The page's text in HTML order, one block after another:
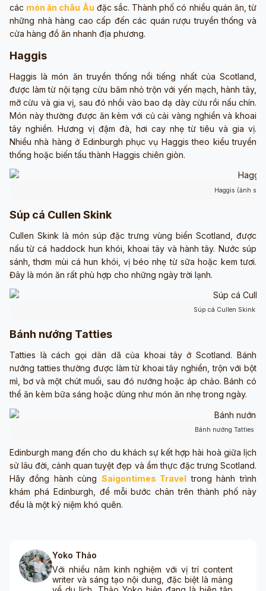
các món ăn châu Âu đặc sắc. Thành phố có nhiều quán ăn, từ
những nhà hàng cao cấp đến các quán rượu truyền thống và
cửa hàng đồ ăn nhanh địa phương.
Haggis
Haggis là món ăn truyền thống nổi tiếng nhất của Scotland,
được làm từ nội tạng cừu băm nhỏ trộn với yến mạch, hành tây,
mỡ cừu và gia vị, sau đó nhồi vào bao dạ dày cừu rồi nấu chín.
Món này thường được ăn kèm với củ cải vàng nghiền và khoai
tây nghiền. Hương vị đậm đà, hơi cay nhẹ từ tiêu và gia vị.
Nhiều nhà hàng ở Edinburgh phục vụ Haggis theo kiểu truyền
thống hoặc biến tấu thành Haggis chiên giòn.
Haggis (ảnh sưu
Súp cá Cullen Skink
Cullen Skink là món súp đặc trưng vùng biển Scotland, được
nấu từ cá haddock hun khói, khoai tây và hành tây. Nước súp
sánh, thơm mùi cá hun khói, vị béo nhẹ từ sữa hoặc kem tươi.
Đây là món ăn rất phù hợp cho những ngày trời lạnh.
Súp cá Cullen Skink
Bánh nướng Tatties
Tatties là cách gọi dân dã của khoai tây ở Scotland. Bánh
nướng tatties thường được làm từ khoai tây nghiền, trộn với bột
mì, bơ và một chút muối, sau đó nướng hoặc áp chảo. Bánh có
thể ăn kèm bữa sáng hoặc dùng như món ăn nhẹ trong ngày.
Bánh nướng Tatties
Edinburgh mang đến cho du khách sự kết hợp hài hoà giữa lịch
sử lâu đời, cảnh quan tuyệt đẹp và ẩm thực đặc trưng Scotland.
Hãy đồng hành cùng Saigontimes Travel trong hành trình
khám phá Edinburgh, để mỗi bước chân trên thành phố này
đều là một kỷ niệm khó quên.
Yoko Thảo
Với nhiều năm kinh nghiệm với vị trí content
writer và sáng tạo nội dung, đặc biệt là mảng